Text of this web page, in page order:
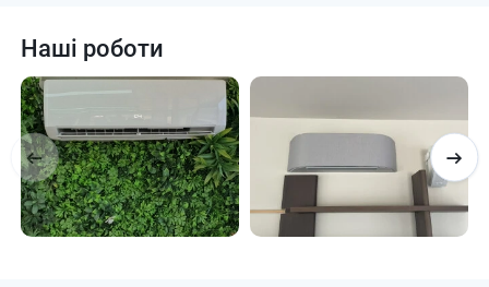
Наші роботи